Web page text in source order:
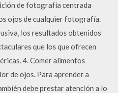
de fotografía centrada
ojos de cualquier fotografía.
los resultados obtenidos
que los que ofrecen
4. Comer alimentos
de ojos. Para aprender a
debe prestar atención a lo